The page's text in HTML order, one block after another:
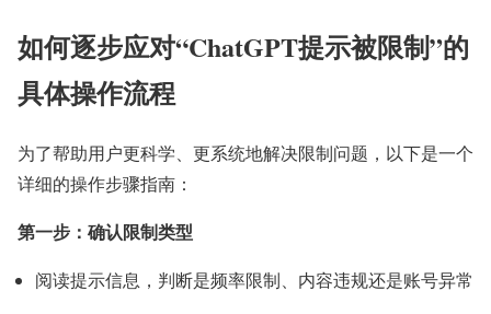
如何逐步应对“ChatGPT提示被限制”的
具体操作流程
为了帮助用户更科学、更系统地解决限制问题，以下是一个
详细的操作步骤指南：
第一步：确认限制类型
阅读提示信息，判断是频率限制、内容违规还是账号异常